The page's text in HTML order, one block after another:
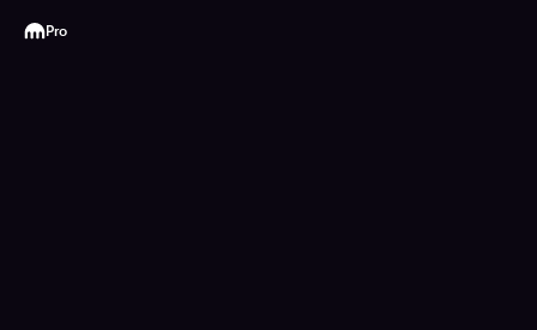
Kraken
Pro